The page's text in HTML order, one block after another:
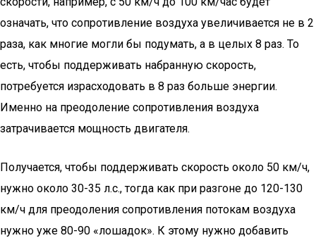
означать, что сопротивление воздуха увеличивается не в 2
раза, как многие могли бы подумать, а в целых 8 раз. То
есть, чтобы поддерживать набранную скорость,
потребуется израсходовать в 8 раз больше энергии.
Именно на преодоление сопротивления воздуха
затрачивается мощность двигателя.
Получается, чтобы поддерживать скорость около 50 км/ч,
нужно около 30-35 л.с., тогда как при разгоне до 120-130
км/ч для преодоления сопротивления потокам воздуха
нужно уже 80-90 «лошадок». К этому нужно добавить